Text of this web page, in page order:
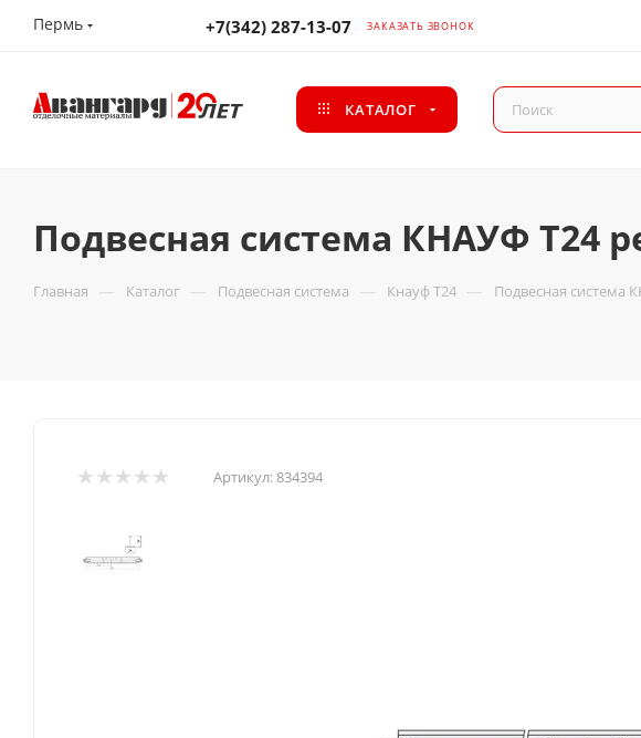
Пермь +7(342) 287-13-07 ЗАКАЗАТЬ ЗВОНОК
КАТАЛОГ
Подвесная система КНАУФ Т24
Главная — Каталог — Подвесная система — Кнауф Т24 — Подвесная система
Артикул:834394